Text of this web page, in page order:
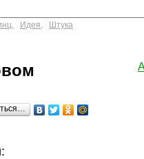
, Идея, Штука